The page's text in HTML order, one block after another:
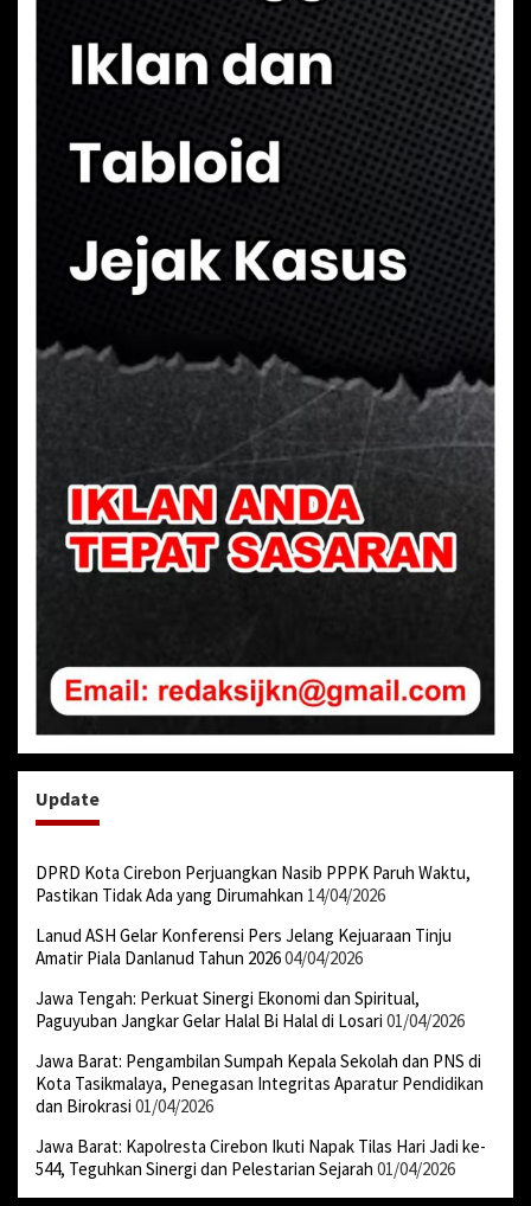
Update
DPRD Kota Cirebon Perjuangkan Nasib PPPK Paruh Waktu,
Pastikan Tidak Ada yang Dirumahkan 14/04/2026
Lanud ASH Gelar Konferensi Pers Jelang Kejuaraan Tinju
Amatir Piala Danlanud Tahun 202604/04/2026
Jawa Tengah: Perkuat Sinergi Ekonomi dan Spiritual,
Paguyuban Jangkar Gelar Halal Bi Halal di Losari 01/04/2026
Jawa Barat: Pengambilan Sumpah Kepala Sekolah dan PNS di
Kota Tasikmalaya, Penegasan Integritas Aparatur Pendidikan
dan Birokrasi 01/04/2026
Jawa Barat: Kapolresta Cirebon Ikuti Napak Tilas Hari Jadi ke-
544, Teguhkan Sinergi dan Pelestarian Sejarah 01/04/2026